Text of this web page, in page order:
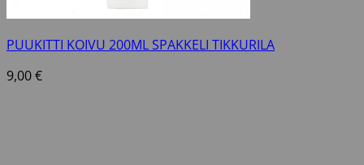
PUUKITTI KOIVU 200ML SPAKKELI TIKKURILA
9,00€